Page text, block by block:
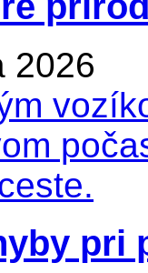
2026
pri